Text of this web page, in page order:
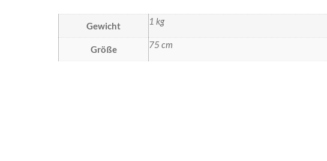
Gewicht 1 kg
Größe 75 cm